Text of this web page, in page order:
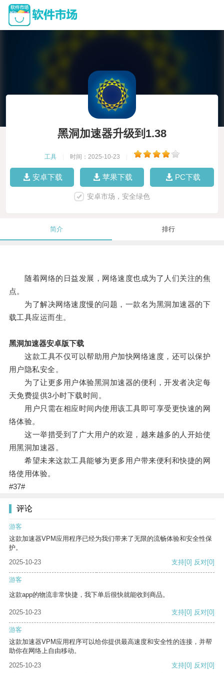
黑洞加速器升级到1.38
工具 时间：2025-10-23
安卓下载 苹果下载 PC下载
安卓市场，安全绿色
简介 排行
随着网络的日益发展，网络速度也成为了人们关注的焦
点。
为了解决网络速度慢的问题，一款名为黑洞加速器的下
载工具应运而生。
黑洞加速器安卓版下载
这款工具不仅可以帮助用户加快网络速度，还可以保护
用户隐私安全。
为了让更多用户体验黑洞加速器的便利，开发者决定每
天免费提供3小时下载时间。
用户只需在相应时间内使用该工具即可享受更快速的网
络体验。
这一举措受到了广大用户的欢迎，越来越多的人开始使
用黑洞加速器。
希望未来这款工具能够为更多用户带来便利和快捷的网
络使用体验。
#37#
评论
游客
这款加速器VPM应用程序已经为我们带来了无限的流畅体验和安全性保
护。
2025-10-23
支持[0] 反对[0]
游客
这款app的物流非常快捷，我下单后很快就能收到商品。
2025-10-23 支持[0] 反对[0]
游客
这款加速器VPM应用程序可以给你提供最高速度和安全性的连接，并帮
助你在网络上自由移动。
2025-10-23
支持[0] 反对[0]